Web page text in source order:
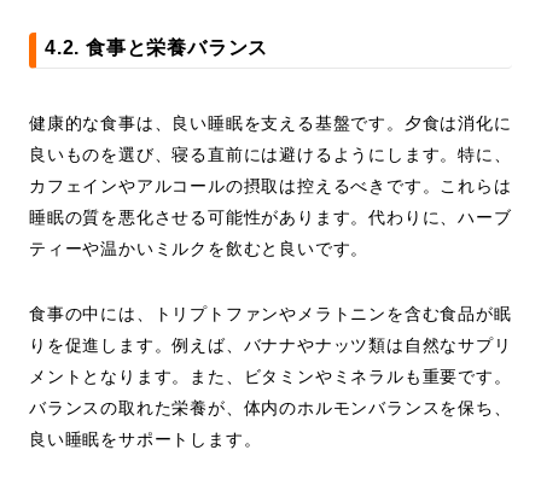
4.2. 食事と栄養バランス
健康的な食事は、良い睡眠を支える基盤です。夕食は消化に
良いものを選び、寝る直前には避けるようにします。特に、
カフェインやアルコールの摂取は控えるべきです。これらは
睡眠の質を悪化させる可能性があります。代わりに、ハーブ
ティーや温かいミルクを飲むと良いです。
食事の中には、トリプトファンやメラトニンを含む食品が眠
りを促進します。例えば、バナナやナッツ類は自然なサプリ
メントとなります。また、ビタミンやミネラルも重要です。
バランスの取れた栄養が、体内のホルモンバランスを保ち、
良い睡眠をサポートします。